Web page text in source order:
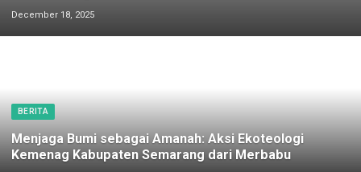
December 18, 2025
BERITA
Menjaga Bumi sebagai Amanah: Aksi Ekoteologi
Kemenag Kabupaten Semarang dari Merbabu